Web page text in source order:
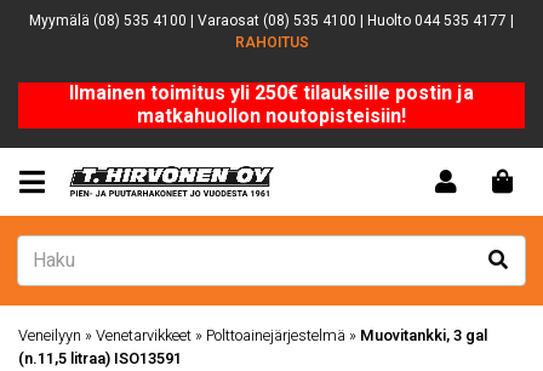
Myymälä (08) 535 4100 | Varaosat (08) 535 4100 | Huolto 044 535 4177 |
RAHOITUS
Ilmainen toimitus yli 250€ tilauksille postin ja
matkahuollon noutopisteisiin!
Veneilyyn »Venetarvikkeet » Polttoainejärjestelmä » Muovitankki, 3 gal
(n.11,5 litraa) ISO13591